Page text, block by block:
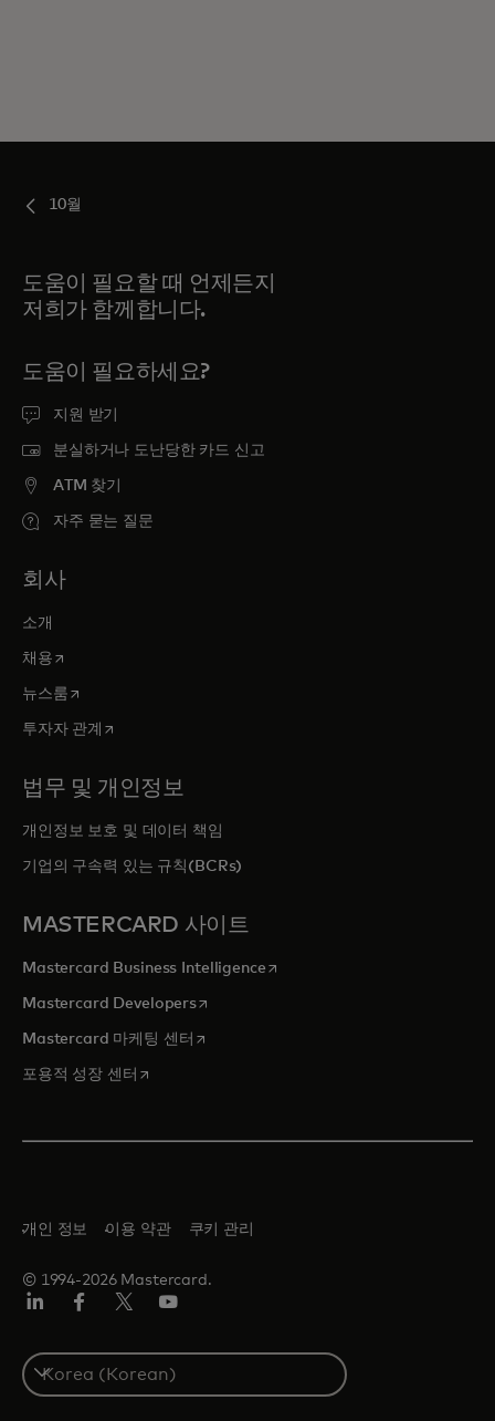
10월
도움이 필요할 때 언제든지
저희가 함께합니다.
도움이 필요하세요?
지원 받기
분실하거나 도난당한 카드 신고
ATM 찾기
자주 묻는 질문
회사
소개
채용새 탭에서 열림
뉴스룸새 탭에서 열림
투자자 관계 새 탭에서 열림
법무 및 개인정보
개인정보 보호 및 데이터 책임
기업의 구속력 있는 규칙(BCRs)
MASTERCARD 사이트
Mastercard Business Intelligence새 탭에서 열림
Mastercard Developers새 탭에서 열림
Mastercard 마케팅 센터 새 탭에서 열림
포용적 성장 센터 새 탭에서 열림
© 1994-2026 Mastercard.
개인 정보 이용 약관 쿠키 관리
S
e
In
ook
터/
X
브